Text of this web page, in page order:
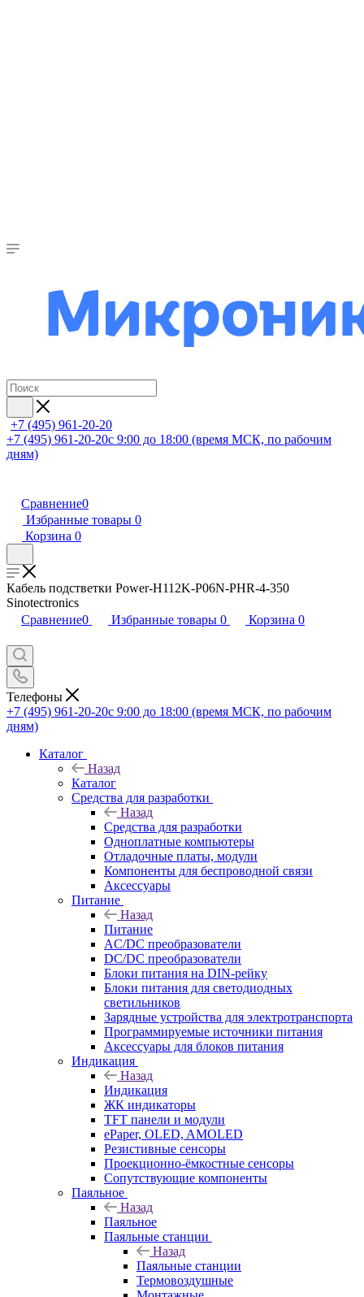
+7 (495) 961-20-20
+7 (495) 961-20-20с 9:00 до 18:00 (время МСК, по рабочим
дням)
Сравнение0
Избранные товары 0
Корзина 0
Кабель подстветки Power-H112K-P06N-PHR-4-350
Sinotectronics
Сравнение0 Избранные товары 0 Корзина 0
Телефоны
+7 (495) 961-20-20с 9:00 до 18:00 (время МСК, по рабочим
дням)
Каталог
Назад
Каталог
Средства для разработки
Назад
Средства для разработки
Одноплатные компьютеры
Отладочные платы, модули
Компоненты для беспроводной связи
Аксессуары
Питание
Назад
Питание
AC/DC преобразователи
DC/DC преобразователи
Блоки питания на DIN-рейку
Блоки питания для светодиодных
светильников
Зарядные устройства для электротранспорта
Программируемые источники питания
Аксессуары для блоков питания
Индикация
Назад
Индикация
ЖК индикаторы
TFT панели и модули
ePaper, OLED, AMOLED
Резистивные сенсоры
Проекционно-ёмкостные сенсоры
Сопутствующие компоненты
Паяльное
Назад
Паяльное
Паяльные станции
Назад
Паяльные станции
Термовоздушные